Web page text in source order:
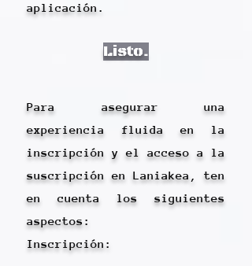
aplicación.
Listo.
Para asegurar una
experiencia fluida en la
inscripción y el acceso a la
suscripción en Laniakea, ten
en cuenta los siguientes
aspectos:
Inscripción:​